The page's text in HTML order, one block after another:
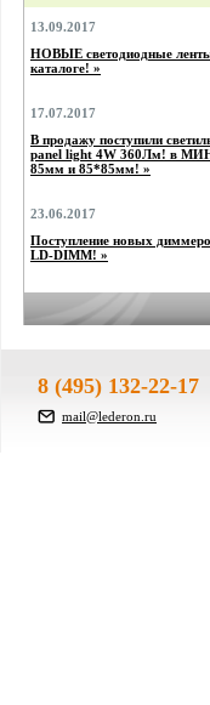
13.09.2017
НОВЫЕ светодиодные
каталоге! »
17.07.2017
В продажу поступили
panel light 4W 360Лм! в
85мм и 85*85мм! »
23.06.2017
Поступление новых
LD-DIMM! »
8 (495) 132-22-17
mail@lederon.ru